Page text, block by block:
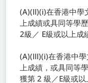
(A)(II)(i)在香港中學
上成績或具同等學
2級／ E級或以上成
(A)(III)(i)在香港中
上成績，或具同等
獲第 2 級／E級或